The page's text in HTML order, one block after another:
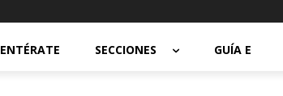
ENTÉRATE SECCIONES GUÍA E